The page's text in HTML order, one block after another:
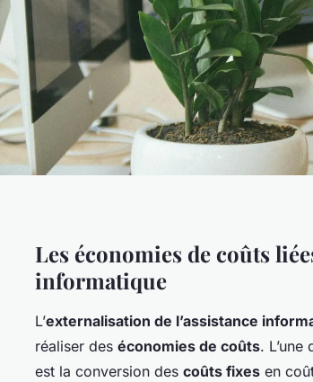
Les économies de coûts
informatique
L’externalisation de l’assistance
réaliser des économies de coûts.
est la conversion des coûts fixes en